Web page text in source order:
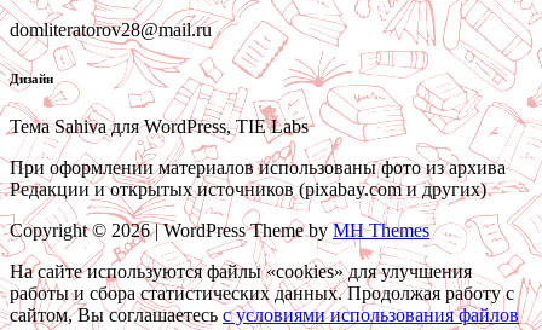
domliteratorov28@mail.ru
Дизайн
Тема Sahiva для WordPress, TIE Labs
При оформлении материалов использованы фото из архива
Редакции и открытых источников (pixabay.com и других)
Copyright © 2026 | WordPress Theme byMH Themes
На сайте используются файлы «cookies» для улучшения
работы и сбора статистических данных. Продолжая работу с
сайтом, Вы соглашаетесь c условиями использования файлов